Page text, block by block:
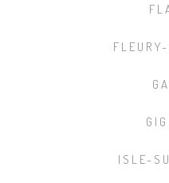
ISLE-